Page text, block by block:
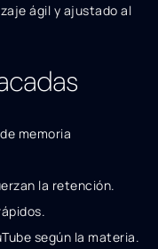
ágil y ajustado al
memoria
la retención.
según la materia.